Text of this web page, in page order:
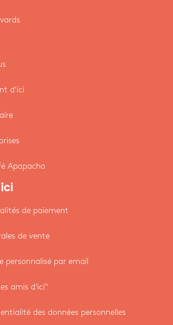
d'ici
Apapacho
de paiement
de vente
personnalisé par email
amis d'ici"
des données personnelles